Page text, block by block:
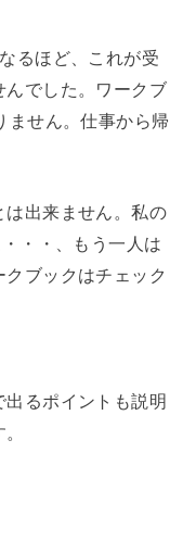
るほど、これが受
んでした。ワークブ
ません。仕事から帰
は出来ません。私の
・・、もう一人は
ブックはチェック
るポイントも説明